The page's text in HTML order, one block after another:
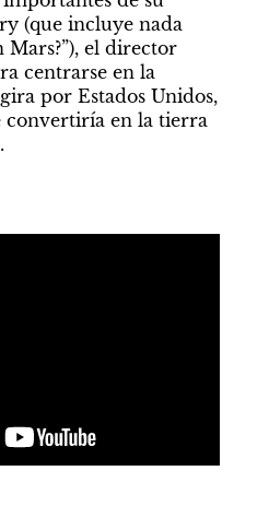
(que incluye nada
Mars?”), el director
centrarse en la
por Estados Unidos,
convertiría en la tierra